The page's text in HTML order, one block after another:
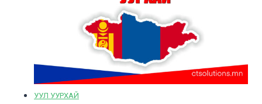
УУЛ УУРХАЙ